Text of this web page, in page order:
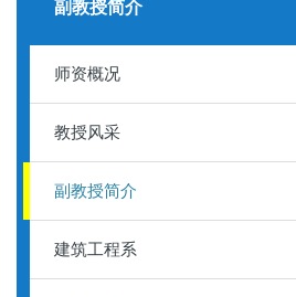
副教授简介
师资概况
教授风采
副教授简介
建筑工程系